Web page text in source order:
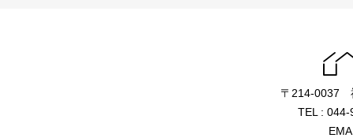
〒214-0037
TEL :